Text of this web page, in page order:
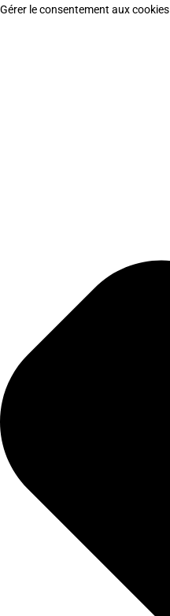
Gérer le consentement aux cookies